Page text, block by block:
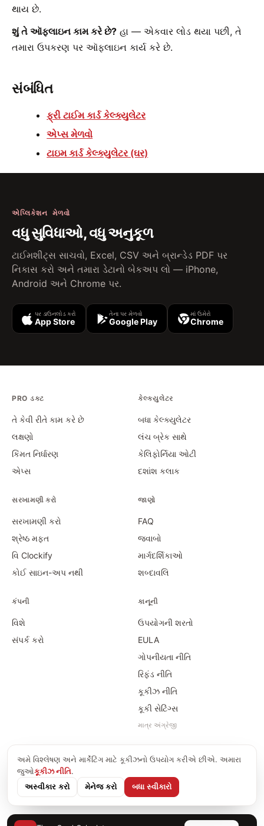
થાય છે.
શું તે ઑફલાઇન કામ કરે છે? હા — એકવાર લોડ થયા પછી, તે
તમારા ઉપકરણ પર ઑફલાઇન કાર્ય કરે છે.
સંબંધિત
ફ્રી ટાઈમ કાર્ડ કેલ્ક્યુલેટર
એપ્સ મેળવો
ટાઇમ કાર્ડ કેલ્ક્યુલેટર (ઘર)
એપ્લિકેશન મેળવો
વધુ સુવિધાઓ, વધુ અનુકૂળ
ટાઈમશીટ્સ સાચવો, Excel, CSV અને બ્રાન્ડેડ PDF પર
નિકાસ કરો અને તમારા ડેટાનો બેકઅપ લો — iPhone,
Android અને Chrome પર.
પર ડાઉનલોડ કરો
App Store
તેના પર મેળવો
Google Play
માં ઉમેરો
Chrome
PRO ડક્ટ
તે કેવી રીતે કામ કરે છે
લક્ષણો
કિંમત નિર્ધારણ
એપ્સ
કેલ્ક્યુલેટર
બધા કેલ્ક્યુલેટર
લંચ બ્રેક સાથે
કેલિફોર્નિયા ઓટી
દશાંશ કલાક
સરખામણી કરો
સરખામણી કરો
શ્રેષ્ઠ મફત
વિ Clockify
કોઈ સાઇન-અપ નથી
જાણો
FAQ
જવાબો
માર્ગદર્શિકાઓ
શબ્દાવલિ
કંપની
વિશે
સંપર્ક કરો
કાનૂની
ઉપયોગની શરતો
EULA
ગોપનીયતા નીતિ
રિફંડ નીતિ
કૂકીઝ નીતિ
કૂકી સેટિંગ્સ
માત્ર અંગ્રેજી
2026 Time Card Calculator · PayForSay s. r. o.
info@timecardcalculator.app
અમે વિશ્લેષણ અને માર્કેટિંગ માટે કૂકીઝનો ઉપયોગ કરીએ છીએ. અમારા
જુઓકૂકીઝ નીતિ.
અસ્વીકાર કરો મેનેજ કરો બધા સ્વીકારો